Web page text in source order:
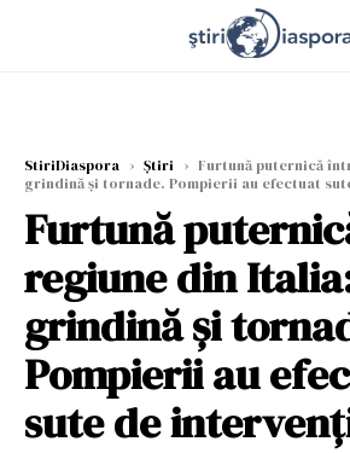
StiriDiaspora › Știri › Furtună puternică
grindină și tornade. Pompierii au efectuat
Furtună
regiune din
grindină și
Pompierii au
sute de